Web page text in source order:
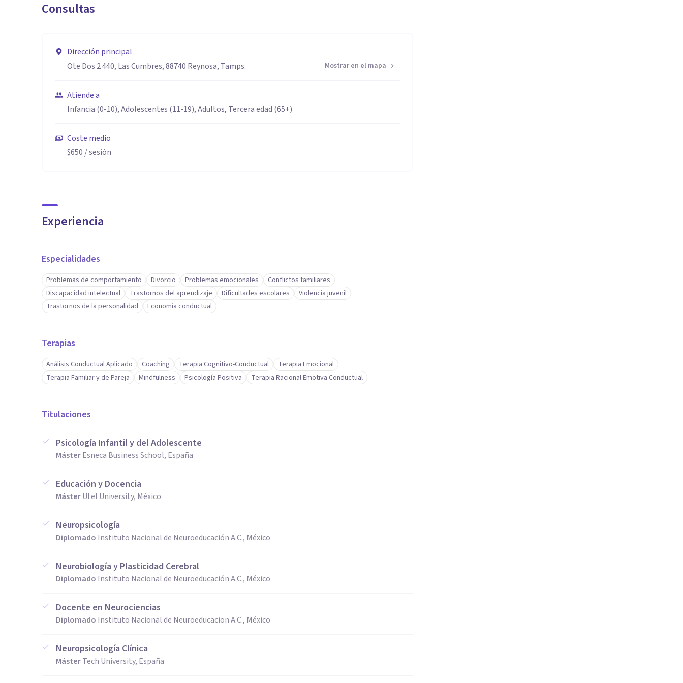
Consultas
Dirección principal
Ote Dos 2 440, Las Cumbres, 88740 Reynosa, Tamps.
Mostrar en el mapa
Atiende a
Infancia (0-10), Adolescentes (11-19), Adultos, Tercera edad (65+)
Coste medio
$650 / sesión
Experiencia
Especialidades
Problemas de comportamiento Divorcio Problemas emocionales
Conflictos familiares
Discapacidad intelectual
Trastornos del aprendizaje Dificultades escolares
Violencia juvenil
Trastornos de la personalidad
Economía conductual
Terapias
Análisis Conductual Aplicado Coaching Terapia Cognitivo-Conductual
Terapia Emocional
Terapia Familiar y de Pareja
Mindfulness Psicología Positiva Terapia Racional Emotiva Conductual
Titulaciones
Psicología Infantil y del Adolescente
MásterEsneca Business School, España
Educación y Docencia
MásterUtel University, México
Neuropsicología
Diplomado Instituto Nacional de Neuroeducación A.C., México
Neurobiología y Plasticidad Cerebral
Diplomado Instituto Nacional de Neuroeducación A.C., México
Docente en Neurociencias
Diplomado Instituto Nacional de Neuroeducacion A.C., México
Neuropsicología Clínica
MásterTech University, España